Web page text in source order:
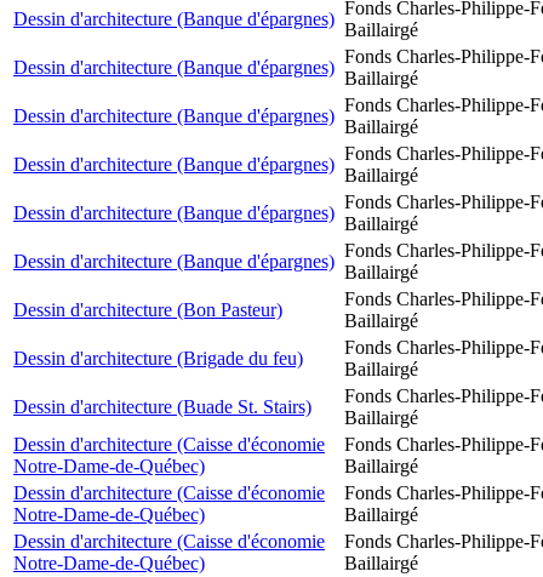
Dessin d'architecture (Banque d'épargnes)
Fonds Charles-Philippe-
Baillairgé
Dessin d'architecture (Banque d'épargnes)
Fonds Charles-Philippe-
Baillairgé
Dessin d'architecture (Banque d'épargnes)
Fonds Charles-Philippe-
Baillairgé
Dessin d'architecture (Banque d'épargnes)
Fonds Charles-Philippe-
Baillairgé
Dessin d'architecture (Banque d'épargnes)
Fonds Charles-Philippe-
Baillairgé
Dessin d'architecture (Banque d'épargnes)
Fonds Charles-Philippe-
Baillairgé
Dessin d'architecture (Bon Pasteur)
Fonds Charles-Philippe-
Baillairgé
Dessin d'architecture (Brigade du feu)
Fonds Charles-Philippe-
Baillairgé
Dessin d'architecture (Buade St. Stairs)
Fonds Charles-Philippe-
Baillairgé
Dessin d'architecture (Caisse d'économie
Notre-Dame-de-Québec)
Fonds Charles-Philippe-
Baillairgé
Dessin d'architecture (Caisse d'économie
Notre-Dame-de-Québec)
Fonds Charles-Philippe-
Baillairgé
Dessin d'architecture (Caisse d'économie
Notre-Dame-de-Québec)
Fonds Charles-Philippe-
Baillairgé